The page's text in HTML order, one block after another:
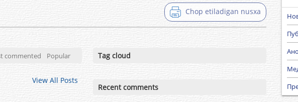
Chop etiladigan nusxa
commented Popular
View All Posts
Tag cloud
Recent comments